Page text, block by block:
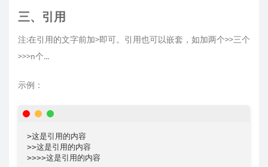
三、引用
注:在引用的文字前加>即可。引用也可以嵌套，如加两个>>三个
>>>n个...
示例：
>这是引用的内容
>>这是引用的内容